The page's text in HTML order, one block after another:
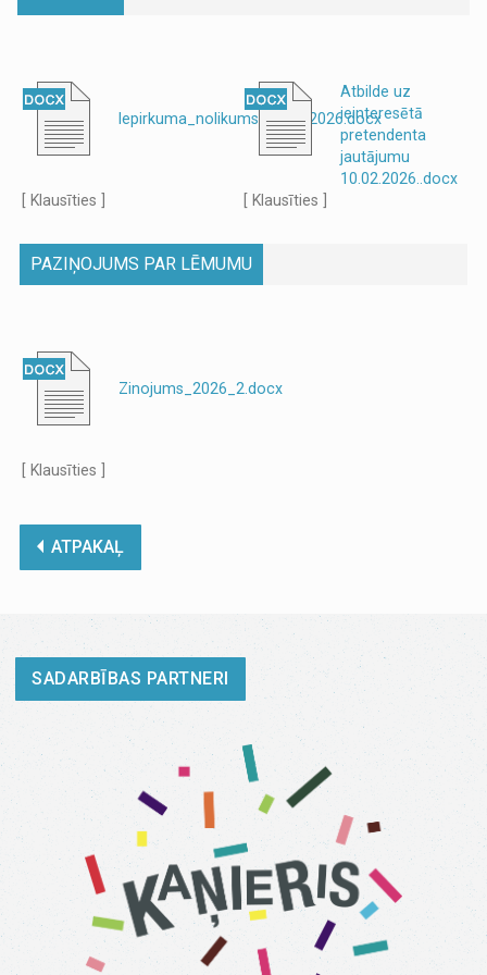
Iepirkuma_nolikums_30.01.2026.docx
[ Klausīties ]
Atbilde uz
ieinteresētā
pretendenta
jautājumu
10.02.2026..docx
[ Klausīties ]
PAZIŅOJUMS PAR LĒMUMU
Zinojums_2026_2.docx
[ Klausīties ]
ATPAKAĻ
SADARBĪBAS PARTNERI